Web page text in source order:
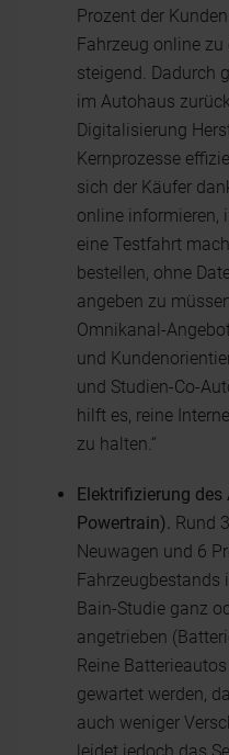
Prozent der
Fahrzeug online zu
steigend. Dadurch
im Autohaus
Digitalisierung
Kernprozesse
sich der Käufer
online informieren,
eine Testfahrt
bestellen, ohne
angeben zu
Omnikanal-
und
und Studien-Co-
hilft es, reine
zu halten.“
Elektrifizierung
Powertrain). Rund
Neuwagen und 6
Fahrzeugbestands
Bain-Studie ganz
angetrieben
Reine
gewartet werden,
auch weniger
leidet jedoch das